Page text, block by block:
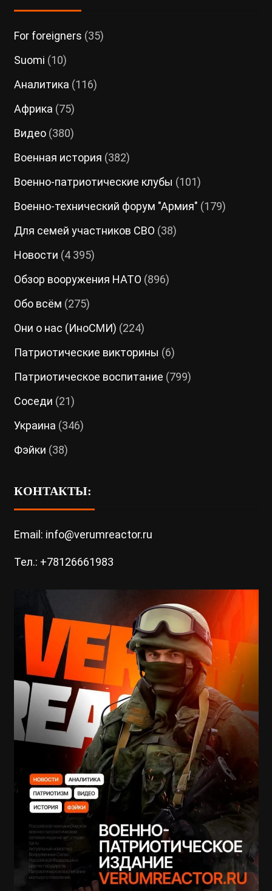
For foreigners (35)
Suomi (10)
Аналитика (116)
Африка (75)
Видео(380)
Военная история (382)
Военно-патриотические клубы (101)
Военно-технический форум "Армия" (179)
Для семей участников СВО (38)
Новости (4 395)
Обзор вооружения НАТО (896)
Обо всём (275)
Они о нас (ИноСМИ) (224)
Патриотические викторины (6)
Патриотическое воспитание (799)
Соседи (21)
Украина (346)
Фэйки (38)
КОНТАКТЫ:
Email: info@verumreactor.ru
Тел.: +78126661983